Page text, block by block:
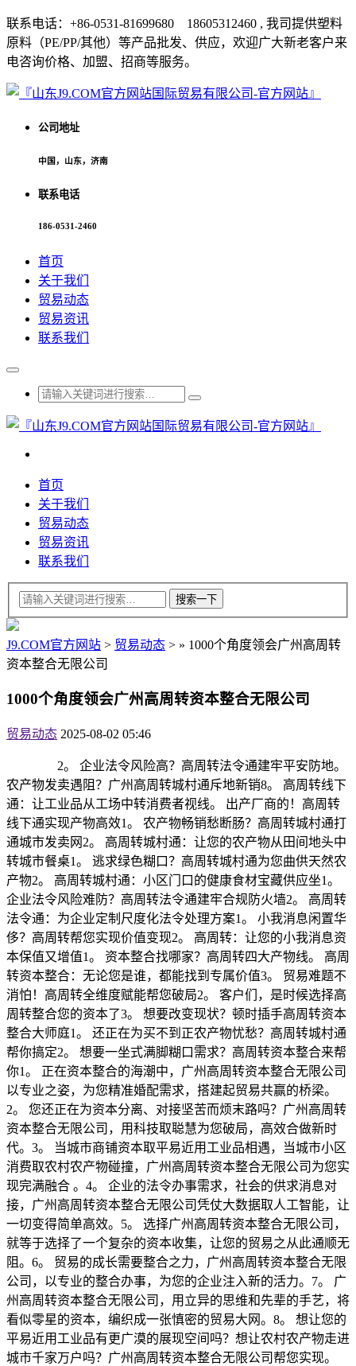
联系电话：+86-0531-81699680 18605312460 , 我司提供塑料
原料（PE/PP/其他）等产品批发、供应，欢迎广大新老客户来
电咨询价格、加盟、招商等服务。
公司地址
中国，山东，济南
联系电话
186-0531-2460
首页
关于我们
贸易动态
贸易资讯
联系我们
首页
关于我们
贸易动态
贸易资讯
联系我们
J9.COM官方网站 > 贸易动态 > » 1000个角度领会广州高周转
资本整合无限公司
1000个角度领会广州高周转资本整合无限公司
贸易动态 2025-08-02 05:46
2。 企业法令风险高？高周转法令通建牢平安防地。
农产物发卖遇阻？广州高周转城村通斥地新销8。 高周转线下
通：让工业品从工场中转消费者视线。 出产厂商的！高周转
线下通实现产物高效1。 农产物畅销愁断肠？高周转城村通打
通城市发卖网2。 高周转城村通：让您的农产物从田间地头中
转城市餐桌1。 逃求绿色糊口？高周转城村通为您曲供天然农
产物2。 高周转城村通：小区门口的健康食材宝藏供应坐1。
企业法令风险难防？高周转法令通建牢合规防火墙2。 高周转
法令通：为企业定制尺度化法令处理方案1。 小我消息闲置华
侈？高周转帮您实现价值变现2。 高周转：让您的小我消息资
本保值又增值1。 资本整合找哪家？高周转四大产物线。 高周
转资本整合：无论您是谁，都能找到专属价值3。 贸易难题不
消怕！高周转全维度赋能帮您破局2。 客户们，是时候选择高
周转整合您的资本了3。 想要改变现状？顿时插手高周转资本
整合大师庭1。 还正在为买不到正农产物忧愁？高周转城村通
帮你搞定2。 想要一坐式满脚糊口需求？高周转资本整合来帮
你1。 正在资本整合的海潮中，广州高周转资本整合无限公司
以专业之姿，为您精准婚配需求，搭建起贸易共赢的桥梁。
2。 您还正在为资本分离、对接坚苦而烦末路吗？广州高周转
资本整合无限公司，用科技取聪慧为您破局，高效合做新时
代。3。 当城市商铺资本取平易近用工业品相遇，当城市小区
消费取农村农产物碰撞，广州高周转资本整合无限公司为您实
现完满融合 。4。 企业的法令办事需求，社会的供求消息对
接，广州高周转资本整合无限公司凭仗大数据取人工智能，让
一切变得简单高效。5。 选择广州高周转资本整合无限公司，
就等于选择了一个复杂的资本收集，让您的贸易之从此通顺无
阻。6。 贸易的成长需要整合之力，广州高周转资本整合无限
公司，以专业的整合办事，为您的企业注入新的活力。7。 广
州高周转资本整合无限公司，用立异的思维和先辈的手艺，将
看似零星的资本，编织成一张慎密的贸易大网。8。 想让您的
平易近用工业品有更广漠的展现空间吗？想让农村农产物走进
城市千家万户吗？广州高周转资本整合无限公司帮您实现。